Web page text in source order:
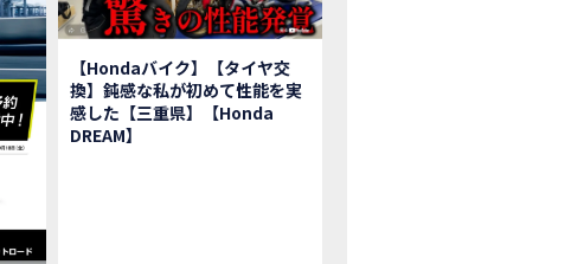
子ツーリング】秋の女子ツーリングin鳥羽・伊勢 【Honda Dream 松阪】
ーパーカブFinal Edition/HELLP KITTY在庫車あります！
R】スーパースポーツバイクで三重県の新スポットを巡る女子ツーリング
三重県下 Honda Dreamにてレンタルバイクキャンペーン実施中💫
フリカツイン】憧れの大型バイクで1泊2日マスツーリング｜三重県〜静岡県｜
子ツーリング】穴場スポット満載！三重の美味しいもの・パワースポット！【
】憧れのSSバイクで女子ツーリング|三重県 松阪スタート！Honda
鹿サーキット】ホンダモーターサイクリストスクールを体験してきました【バイク
【Hondaバイク】【タイヤ交
換】鈍感な私が初めて性能を実
感した【三重県】【Honda
DREAM】